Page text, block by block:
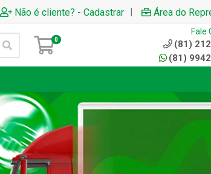
Não é cliente? - Cadastrar | Área do
0
Fale
(81)
(81)